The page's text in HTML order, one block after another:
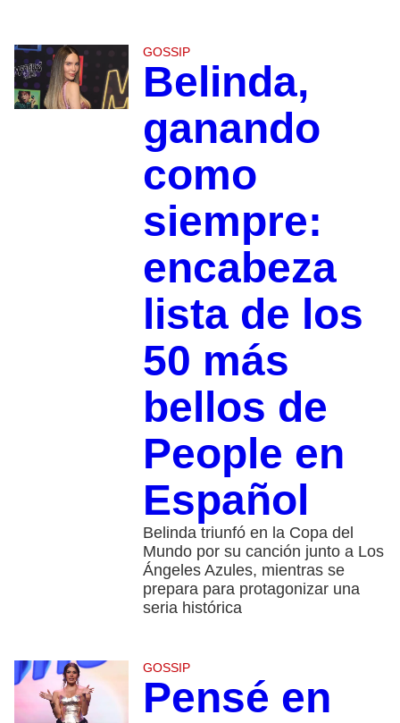
GOSSIP
Belinda,
ganando
como
siempre:
encabeza
lista de los
50 más
bellos de
People en
Español
Belinda triunfó en la Copa del
Mundo por su canción junto a Los
Ángeles Azules, mientras se
prepara para protagonizar una
seria histórica
GOSSIP
Pensé en